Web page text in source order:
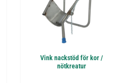
Vink nackstöd för kor /
nötkreatur